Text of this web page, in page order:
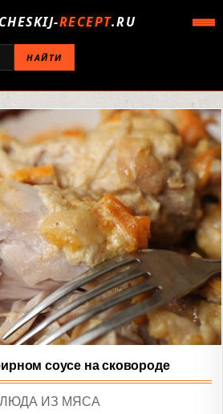
RECEPT.RU
НАЙТИ
соусе на сковороде
ИЗ МЯСА